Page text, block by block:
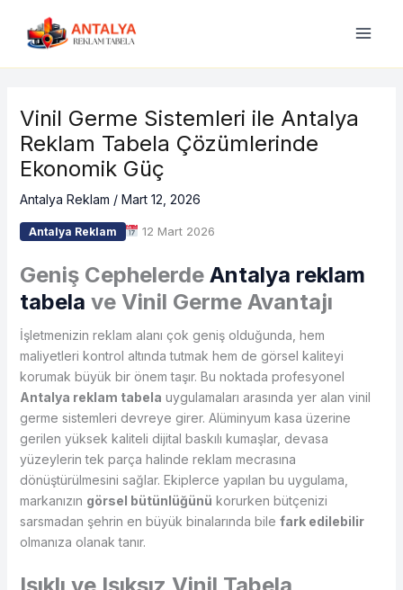
Vinil Germe Sistemleri ile Antalya
Reklam Tabela Çözümlerinde
Ekonomik Güç
Antalya Reklam / Mart 12, 2026
Antalya Reklam 12 Mart 2026
Geniş Cephelerde Antalya reklam
tabela ve Vinil Germe Avantajı
İşletmenizin reklam alanı çok geniş olduğunda, hem
maliyetleri kontrol altında tutmak hem de görsel kaliteyi
korumak büyük bir önem taşır. Bu noktada profesyonel
Antalya reklam tabela uygulamaları arasında yer alan vinil
germe sistemleri devreye girer. Alüminyum kasa üzerine
gerilen yüksek kaliteli dijital baskılı kumaşlar, devasa
yüzeylerin tek parça halinde reklam mecrasına
dönüştürülmesini sağlar. Ekiplerce yapılan bu uygulama,
markanızın görsel bütünlüğünü korurken bütçenizi
sarsmadan şehrin en büyük binalarında bile fark edilebilir
olmanıza olanak tanır.
Işıklı ve Işıksız Vinil Tabela